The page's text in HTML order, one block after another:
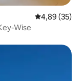
Vidējais
4,89 (35)
Wise